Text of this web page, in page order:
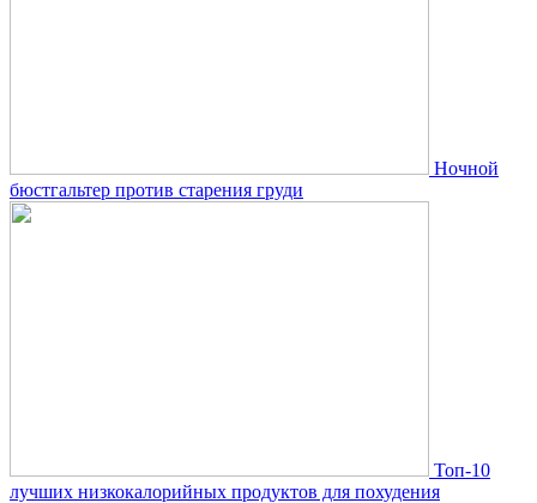
Ночной
бюстгальтер против старения груди
Топ-10
лучших низкокалорийных продуктов для похудения